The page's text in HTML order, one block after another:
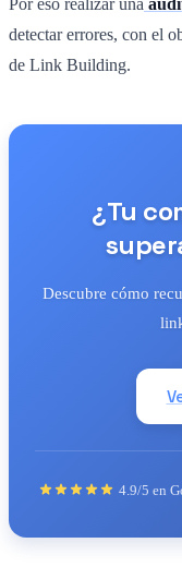
detectar errores, con el
de Link Building.
¿Tu
Descubre cómo
4.9/5 en